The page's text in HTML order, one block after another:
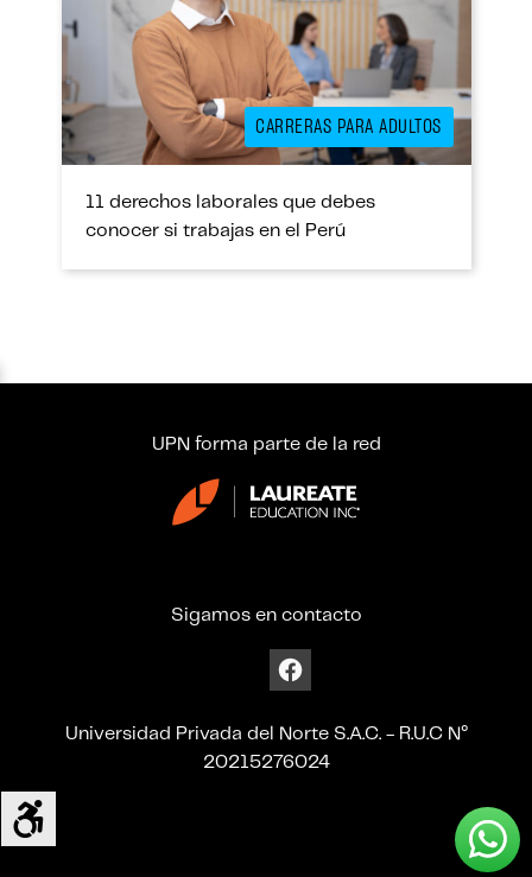
CARRERAS PARA ADULTOS
11 derechos laborales que debes
conocer si trabajas en el Perú
UPN forma parte de la red
Sigamos en contacto
Universidad Privada del Norte S.A.C. - R.U.C N°
20215276024